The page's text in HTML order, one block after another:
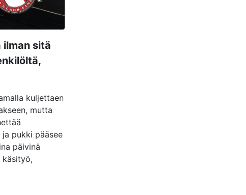
sitä
kuljettaen
mutta
pukki pääsee
päivinä
käsityö,